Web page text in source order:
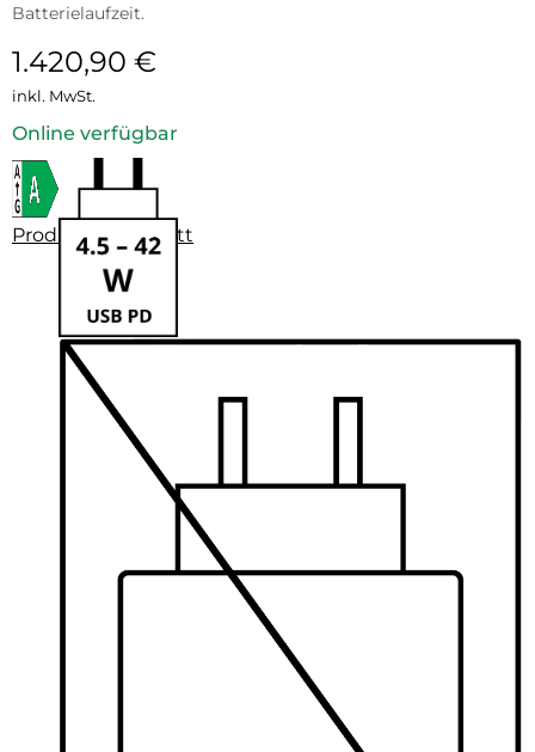
Batterielaufzeit.
1.420,90 €
inkl. MwSt.
Online verfügbar
Produktdatenblatt